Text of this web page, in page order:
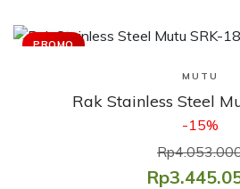
PROMO
LihatMUTU
Rak Stainless Steel
-15%